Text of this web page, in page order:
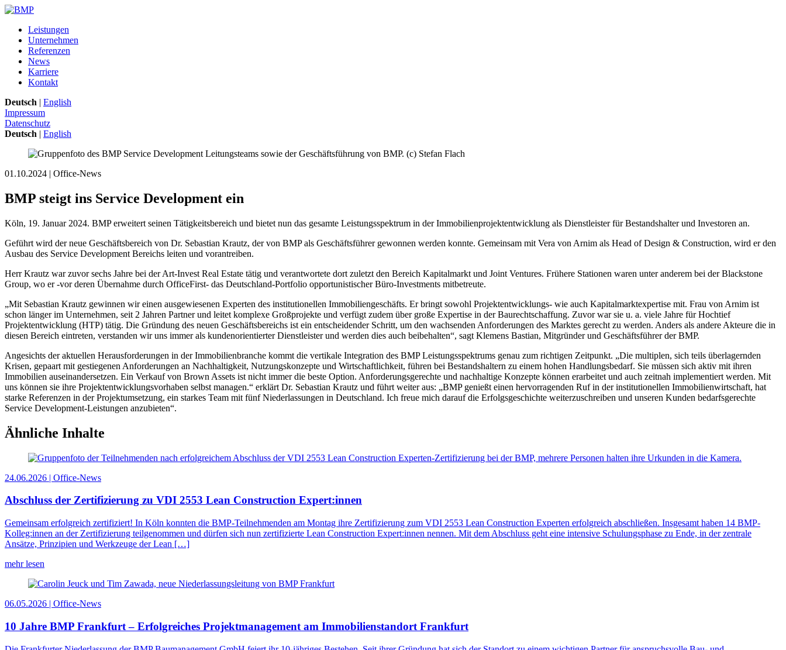
Leistungen
Unternehmen
Referenzen
News
Karriere
Kontakt
Deutsch | English
Impressum
Datenschutz
Deutsch | English
(c) Stefan Flach
01.10.2024 | Office-News
BMP steigt ins Service Development ein
Köln, 19. Januar 2024. BMP erweitert seinen Tätigkeitsbereich und bietet nun das gesamte Leistungsspektrum in der Immobilienprojektentwicklung als Dienstleister für Bestandshalter und Investoren an.
Geführt wird der neue Geschäftsbereich von Dr. Sebastian Krautz, der von BMP als Geschäftsführer gewonnen werden konnte. Gemeinsam mit Vera von Arnim als Head of Design & Construction, wird er den
Ausbau des Service Development Bereichs leiten und vorantreiben.
Herr Krautz war zuvor sechs Jahre bei der Art-Invest Real Estate tätig und verantwortete dort zuletzt den Bereich Kapitalmarkt und Joint Ventures. Frühere Stationen waren unter anderem bei der Blackstone
Group, wo er -vor deren Übernahme durch OfficeFirst- das Deutschland-Portfolio opportunistischer Büro-Investments mitbetreute.
„Mit Sebastian Krautz gewinnen wir einen ausgewiesenen Experten des institutionellen Immobiliengeschäfts. Er bringt sowohl Projektentwicklungs- wie auch Kapitalmarktexpertise mit. Frau von Arnim ist
schon länger im Unternehmen, seit 2 Jahren Partner und leitet komplexe Großprojekte und verfügt zudem über große Expertise in der Baurechtschaffung. Zuvor war sie u. a. viele Jahre für Hochtief
Projektentwicklung (HTP) tätig. Die Gründung des neuen Geschäftsbereichs ist ein entscheidender Schritt, um den wachsenden Anforderungen des Marktes gerecht zu werden. Anders als andere Akteure die in
diesen Bereich eintreten, verstanden wir uns immer als kundenorientierter Dienstleister und werden dies auch beibehalten“, sagt Klemens Bastian, Mitgründer und Geschäftsführer der BMP.
Angesichts der aktuellen Herausforderungen in der Immobilienbranche kommt die vertikale Integration des BMP Leistungsspektrums genau zum richtigen Zeitpunkt. „Die multiplen, sich teils überlagernden
Krisen, gepaart mit gestiegenen Anforderungen an Nachhaltigkeit, Nutzungskonzepte und Wirtschaftlichkeit, führen bei Bestandshaltern zu einem hohen Handlungsbedarf. Sie müssen sich aktiv mit ihren
Immobilien auseinandersetzen. Ein Verkauf von Brown Assets ist nicht immer die beste Option. Anforderungsgerechte und nachhaltige Konzepte können erarbeitet und auch zeitnah implementiert werden. Mit
uns können sie ihre Projektentwicklungsvorhaben selbst managen.“ erklärt Dr. Sebastian Krautz und führt weiter aus: „BMP genießt einen hervorragenden Ruf in der institutionellen Immobilienwirtschaft, hat
starke Referenzen in der Projektumsetzung, ein starkes Team mit fünf Niederlassungen in Deutschland. Ich freue mich darauf die Erfolgsgeschichte weiterzuschreiben und unseren Kunden bedarfsgerechte
Service Development-Leistungen anzubieten“.
Ähnliche Inhalte
24.06.2026 | Office-News
Abschluss der Zertifizierung zu VDI 2553 Lean Construction Expert:innen
Gemeinsam erfolgreich zertifiziert! In Köln konnten die BMP-Teilnehmenden am Montag ihre Zertifizierung zum VDI 2553 Lean Construction Experten erfolgreich abschließen. Insgesamt haben 14 BMP-
Kolleg:innen an der Zertifizierung teilgenommen und dürfen sich nun zertifizierte Lean Construction Expert:innen nennen. Mit dem Abschluss geht eine intensive Schulungsphase zu Ende, in der zentrale
Ansätze, Prinzipien und Werkzeuge der Lean […]
mehr lesen
06.05.2026 | Office-News
10 Jahre BMP Frankfurt – Erfolgreiches Projektmanagement am Immobilienstandort Frankfurt